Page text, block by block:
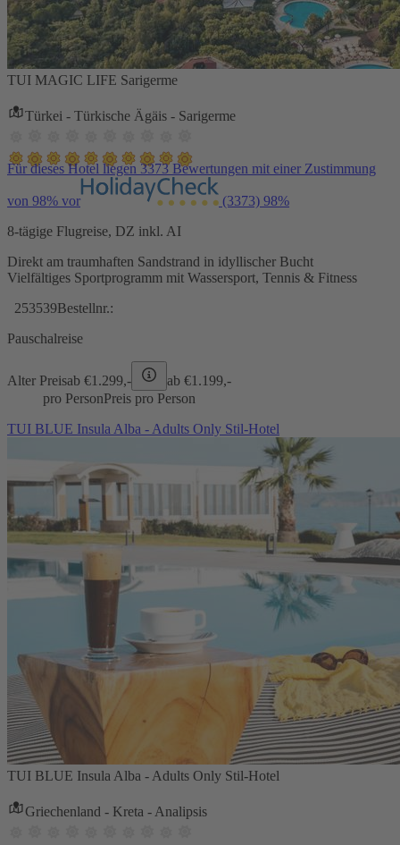
TUI MAGIC LIFE Sarigerme
Türkei - Türkische Ägäis - Sarigerme
Für dieses Hotel liegen 3373 Bewertungen mit einer Zustimmung
von 98% vor (3373) 98%
8-tägige Flugreise, DZ inkl. AI
Direkt am traumhaften Sandstrand in idyllischer Bucht
Vielfältiges Sportprogramm mit Wassersport, Tennis & Fitness
253539Bestellnr.:
Pauschalreise
Alter Preisab €1.299,- ab €1.199,-
pro PersonPreis pro Person
TUI BLUE Insula Alba - Adults Only Stil-Hotel
TUI BLUE Insula Alba - Adults Only Stil-Hotel
Griechenland - Kreta - Analipsis